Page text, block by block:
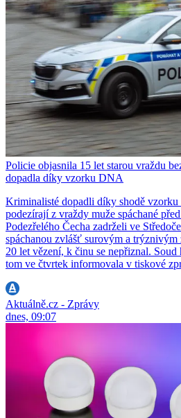
Policie objasnila 15 let starou vraždu
dopadla díky vzorku DNA
Kriminalisté dopadli díky shodě
podezírají z vraždy muže spáchané
Podezřelého Čecha zadrželi ve
spáchanou zvlášť surovým a trýznivým
20 let vězení, k činu se nepřiznal.
tom ve čtvrtek informovala v tiskové
Aktuálně.cz - Zprávy
dnes, 09:07